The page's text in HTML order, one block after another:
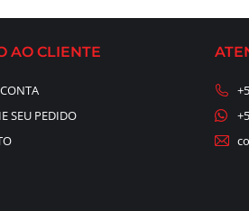
AO CLIENTE
SEU PEDIDO